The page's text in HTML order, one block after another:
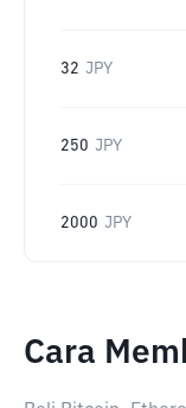
32 JPY
250 JPY
2000 JPY
Cara